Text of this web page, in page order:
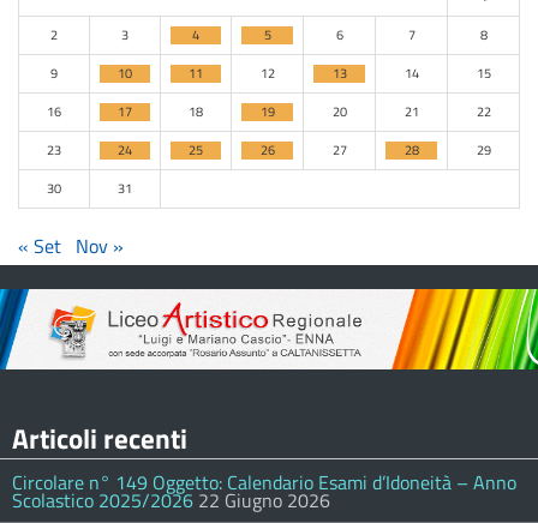
2
3 4 5 6 7
8
9
10 11 12 13 14
15
16
17 18 19 20 21
22
23
24 25 26 27 28
29
30
31
« Set Nov »
Articoli recenti
Circolare n° 149 Oggetto: Calendario Esami d’Idoneità – Anno
Scolastico 2025/2026 22 Giugno 2026